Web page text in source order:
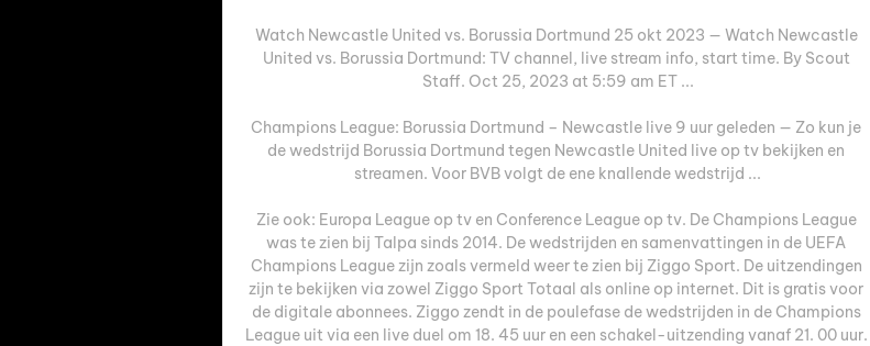
Watch Newcastle United vs. Borussia Dortmund 25 okt 2023 — Watch Newcastle
United vs. Borussia Dortmund: TV channel, live stream info, start time. By Scout
Staff. Oct 25, 2023 at 5:59 am ET ...
Champions League: Borussia Dortmund – Newcastle live 9 uur geleden — Zo kun je
de wedstrijd Borussia Dortmund tegen Newcastle United live op tv bekijken en
streamen. Voor BVB volgt de ene knallende wedstrijd ...
Zie ook: Europa League op tv en Conference League op tv. De Champions League
was te zien bij Talpa sinds 2014. De wedstrijden en samenvattingen in de UEFA
Champions League zijn zoals vermeld weer te zien bij Ziggo Sport. De uitzendingen
zijn te bekijken via zowel Ziggo Sport Totaal als online op internet. Dit is gratis voor
de digitale abonnees. Ziggo zendt in de poulefase de wedstrijden in de Champions
League uit via een live duel om 18. 45 uur en een schakel-uitzending vanaf 21. 00 uur.